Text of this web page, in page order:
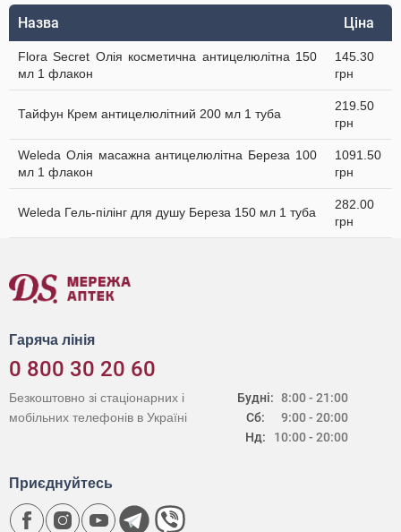
Назва Ціна
Flora Secret Олія косметична антицелюлітна 150
мл 1 флакон
145.30
грн
Тайфун Крем антицелюлітний 200 мл 1 туба
219.50
грн
Weleda Олія масажна антицелюлітна Береза 100
мл 1 флакон
1091.50
грн
Weleda Гель-пілінг для душу Береза 150 мл 1 туба
282.00
грн
Гаряча лінія
0 800 30 20 60
Будні:
Сб:
Нд:
8:00 - 21:00
9:00 - 20:00
10:00 - 20:00
Безкоштовно зі стаціонарних і
мобільних телефонів в Україні
Приєднуйтесь